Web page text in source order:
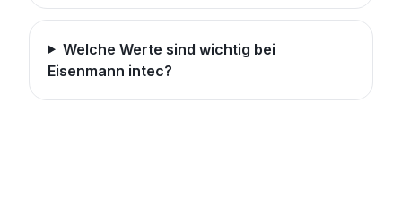
Welche Werte sind wichtig bei
Eisenmann intec?